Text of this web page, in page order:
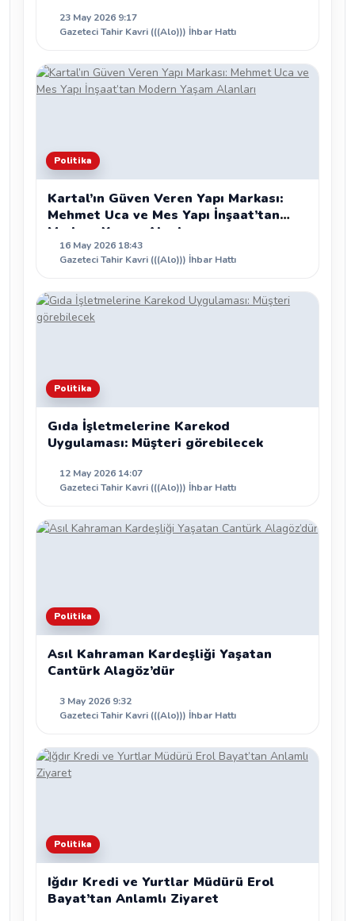
23 May 2026 9:17
Gazeteci Tahir Kavri (((Alo))) İhbar Hattı
Politika
Kartal’ın Güven Veren Yapı Markası:
Mehmet Uca ve Mes Yapı İnşaat’tan
Modern Yaşam Alanları
16 May 2026 18:43
Gazeteci Tahir Kavri (((Alo))) İhbar Hattı
Politika
Gıda İşletmelerine Karekod
Uygulaması: Müşteri görebilecek
12 May 2026 14:07
Gazeteci Tahir Kavri (((Alo))) İhbar Hattı
Politika
Asıl Kahraman Kardeşliği Yaşatan
Cantürk Alagöz’dür
3 May 2026 9:32
Gazeteci Tahir Kavri (((Alo))) İhbar Hattı
Politika
Iğdır Kredi ve Yurtlar Müdürü Erol
Bayat’tan Anlamlı Ziyaret